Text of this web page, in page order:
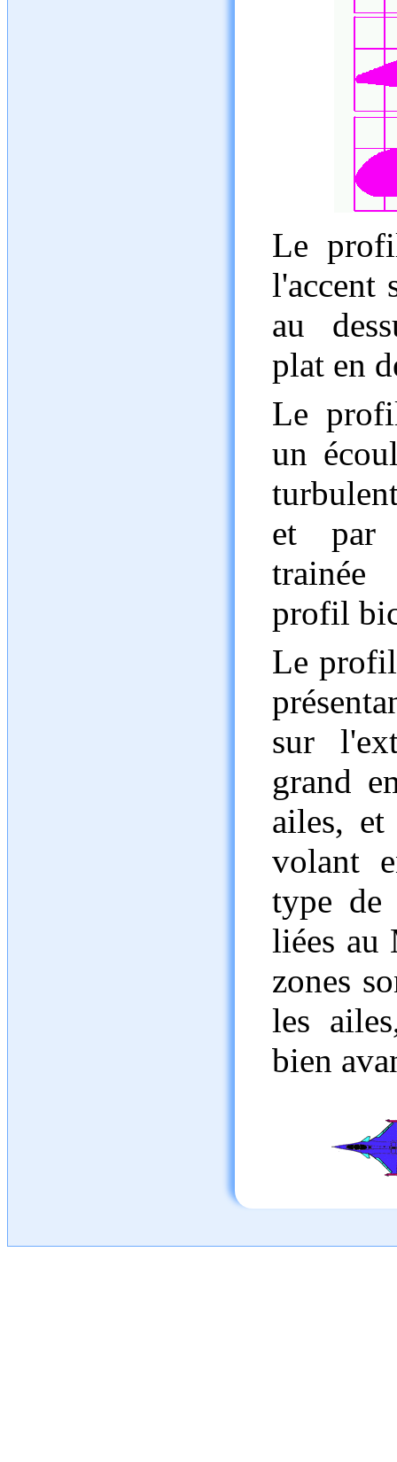
Le
l'accent
au
plat en
Le
un
et par
trainée
profil
Le
sur
grand
ailes,
volant
type
liées au
zones
les
bien